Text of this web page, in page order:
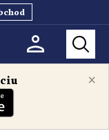
×